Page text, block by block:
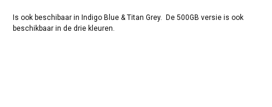
Is ook beschibaar in Indigo Blue & Titan Grey. De 500GB versie is ook
beschikbaar in de drie kleuren.